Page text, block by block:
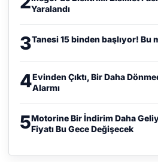
Yaralandı
3Tanesi 15 binden başlıyor! Bu
4Evinden Çıktı, Bir Daha
Alarmı
5Motorine Bir İndirim Daha
Fiyatı Bu Gece Değişecek